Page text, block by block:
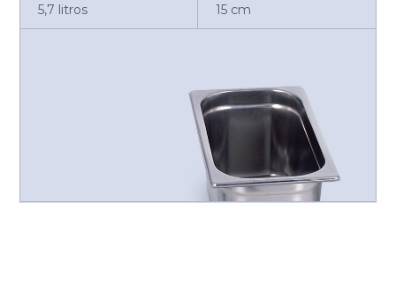
5,7 litros
15 cm